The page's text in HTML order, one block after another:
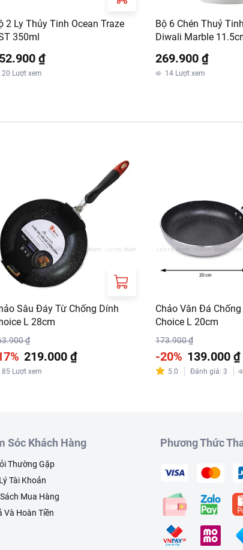
2 Ly Thủy Tinh Ocean Traze
350ml
₫
20 Lượt xem
Bộ 6 Chén Thuỷ
Diwali Marble
269.900 ₫
14 Lượt xem
Sâu Đáy Từ Chống Dính
L 28cm
₫
219.000 ₫
85 Lượt xem
Chảo Vân Đá
Choice L 20cm
173.900 ₫
-20% 139.000 ₫
5.0 Đánh giá: 3
Sóc Khách Hàng
Thường Gặp
Tài Khoản
Mua Hàng
Và Hoàn Tiền
Phương Thức